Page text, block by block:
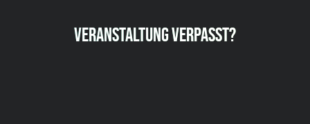
VERANSTALTUNG VERPASST?